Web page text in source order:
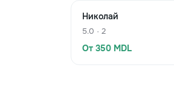
Николай
5.0 · 2
От 350 MDL